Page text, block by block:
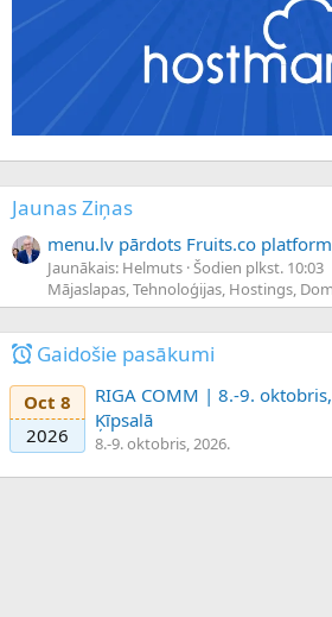
Jaunas Ziņas
menu.lv pārdots Fruits.co
Jaunākais: Helmuts Šodien plkst. 10:03
Mājaslapas, Tehnoloģijas, Hostings,
Gaidošie pasākumi
Oct 8
2026
RIGA COMM | 8.-9.
Ķīpsalā
8.-9. oktobris, 2026.